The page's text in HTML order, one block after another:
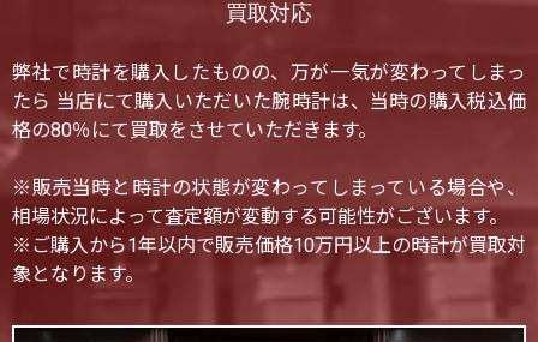
買取対応
弊社で時計を購入したものの、万が一気が変わってしまっ
たら 当店にて購入いただいた腕時計は、当時の購入税込価
格の80％にて買取をさせていただきます。
※販売当時と時計の状態が変わってしまっている場合や、
相場状況によって査定額が変動する可能性がございます。
※ご購入から1年以内で販売価格10万円以上の時計が買取対
象となります。